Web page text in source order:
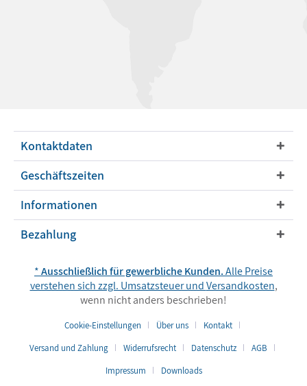
Kontaktdaten
Geschäftszeiten
Informationen
Bezahlung
*Ausschließlich für gewerbliche Kunden.Alle Preise
verstehen sich zzgl. Umsatzsteuer undVersandkosten,
wenn nicht anders beschrieben!
Cookie-Einstellungen Über uns
Kontakt
Versand und Zahlung
Widerrufsrecht Datenschutz
AGB
Impressum
Downloads